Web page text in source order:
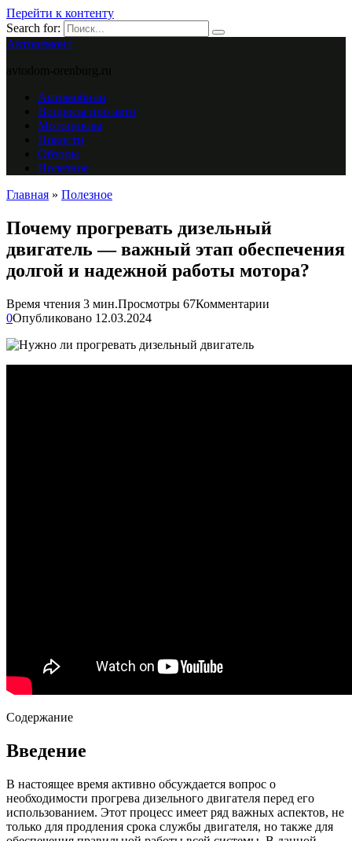
Перейти к контенту
Search for:
Авторемонт
Автомобили
Вопросы про авто
Мотоциклы
Новости
Обзоры
Полезное
Главная » Полезное
Почему прогревать дизельный
двигатель — важный этап обеспечения
долгой и надежной работы мотора?
Время чтения 3 мин.Просмотры 67Комментарии
0Опубликовано 12.03.2024
Содержание
Введение
В настоящее время активно обсуждается вопрос о
необходимости прогрева дизельного двигателя перед его
использованием. Этот процесс имеет ряд важных аспектов, не
только для продления срока службы двигателя, но также для